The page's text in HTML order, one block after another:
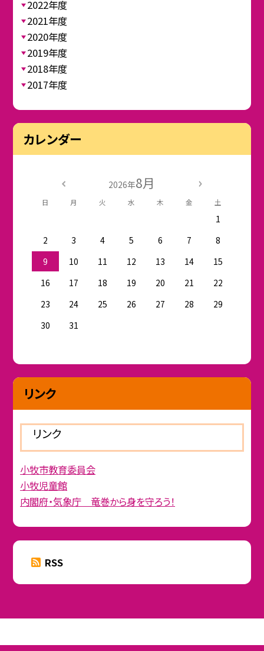
2022年度
2021年度
2020年度
2019年度
2018年度
2017年度
カレンダー
2026年8月
日 月 火 水 木 金 土
1
2
3 4 5 6 7
8
9
10 11 12 13 14
15
16
17 18 19 20 21
22
23
24 25 26 27 28
29
30
31
リンク
リンク
小牧市教育委員会
小牧児童館
内閣府・気象庁 竜巻から身を守ろう！
RSS